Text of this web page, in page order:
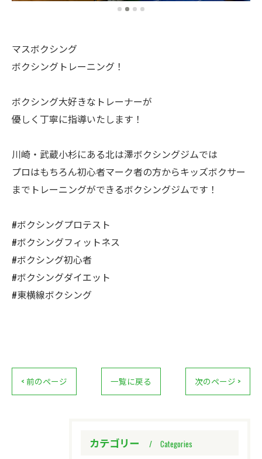
マスボクシング
ボクシングトレーニング！
ボクシング大好きなトレーナーが
優しく丁寧に指導いたします！
川崎・武蔵小杉にある北は澤ボクシングジムでは
プロはもちろん初心者マーク者の方からキッズボクサー
までトレーニングができるボクシングジムです！
#ボクシングプロテスト
#ボクシングフィットネス
#ボクシング初心者
#ボクシングダイエット
#東横線ボクシング
< 前のページ 一覧に戻る 次のページ >
カテゴリー Categories